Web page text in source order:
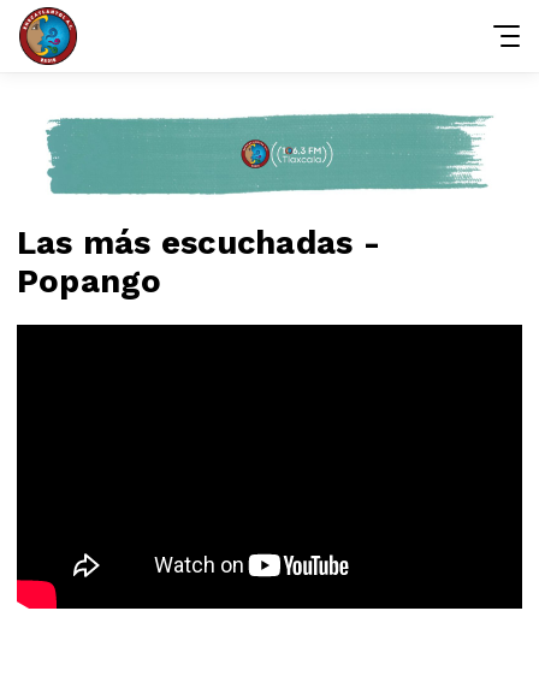
Las más escuchadas -
Popango